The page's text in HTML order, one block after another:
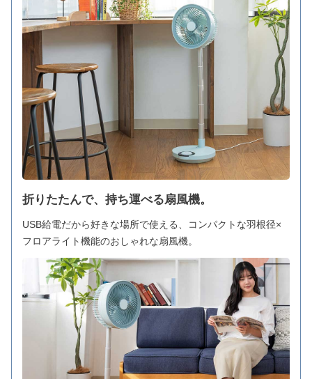
折りたたんで、持ち運べる扇風機。
USB給電だから好きな場所で使える、コンパクトな羽根径×
フロアライト機能のおしゃれな扇風機。